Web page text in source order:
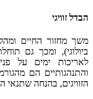
הבדל זוויגי
משך מחזור החיים
ביולוגי), ומכך גם
לאריכות ימים על
והתנהגותיים הם
הזוויגים, בהנחה שתנאי